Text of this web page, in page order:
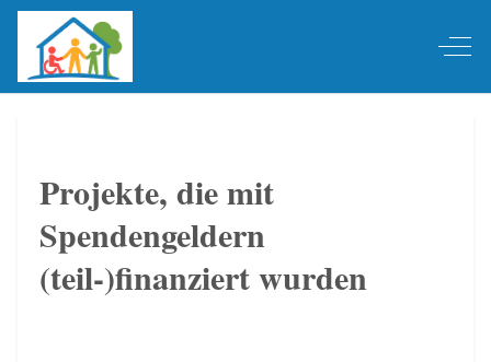
Off-
Projekte, die mit
Spendengeldern
(teil-)finanziert wurden